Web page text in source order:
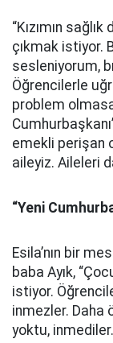
“Kızımın
çıkmak istiyor.
sesleniyorum,
Öğrencilerle
problem
emekli perişan
aileyiz. Aileleri
“Yeni
Esila’nın bir
baba Ayık,
istiyor.
inmezler. Daha
yoktu,